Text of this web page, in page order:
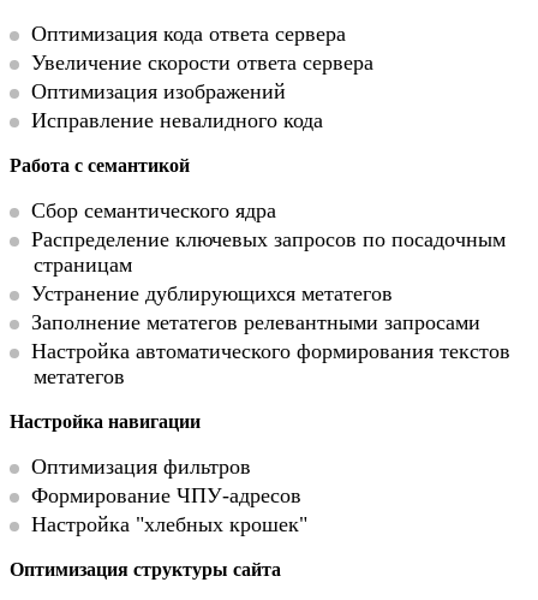
Оптимизация кода ответа сервера
Увеличение скорости ответа сервера
Оптимизация изображений
Исправление невалидного кода
Работа с семантикой
Сбор семантического ядра
Распределение ключевых запросов по посадочным
страницам
Устранение дублирующихся метатегов
Заполнение метатегов релевантными запросами
Настройка автоматического формирования текстов
метатегов
Настройка навигации
Оптимизация фильтров
Формирование ЧПУ-адресов
Настройка "хлебных крошек"
Оптимизация структуры сайта